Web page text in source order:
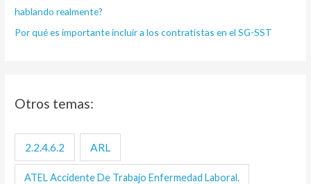
hablando realmente?
Por qué es importante incluir a los contratistas en el SG-SST
Otros temas:
2.2.4.6.2 ARL
ATEL Accidente De Trabajo Enfermedad Laboral.